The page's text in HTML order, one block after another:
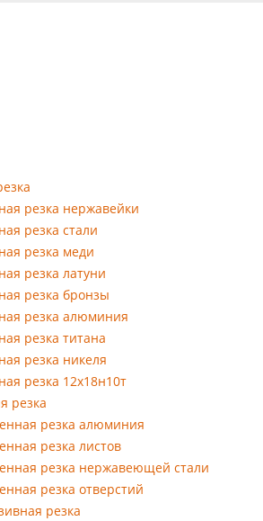
резка нержавейки
резка стали
резка меди
резка латуни
резка бронзы
резка алюминия
резка титана
резка никеля
резка 12х18н10т
резка
резка алюминия
резка листов
резка нержавеющей стали
резка отверстий
резка